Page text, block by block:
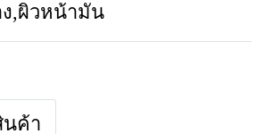
,ผิวหน้ามัน
นค้า